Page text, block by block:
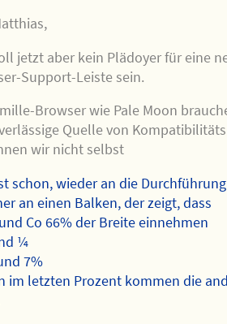
jetzt aber kein Plädoyer für eine
Support-Leiste sein.
Browser wie Pale Moon
Quelle von
wir nicht selbst
schon, wieder an die
an einen Balken, der zeigt, dass
Co 66% der Breite einnehmen
¼
7%
im letzten Prozent kommen die